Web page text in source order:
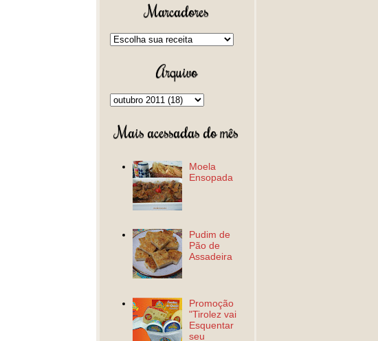
Marcadores
Arquivo
Mais acessadas do mês
Moela
Ensopada
Pudim de
Pão de
Assadeira
Promoção
"Tirolez vai
Esquentar
seu